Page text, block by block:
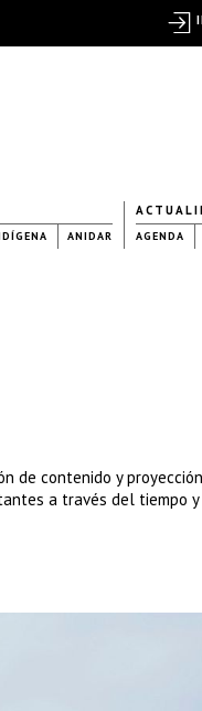
ANIDAR AGENDA
de contenido y
a través del tiempo